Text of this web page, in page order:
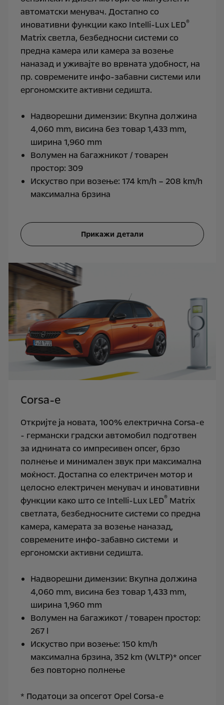
автоматски менувач. Достапно со
иновативни функции како Intelli-Lux LED®
Matrix светла, безбедносни системи со
предна камера или камера за возење
наназад и уживајте во врвната удобност, на
пр. современите инфо-забавни системи или
ергономските активни седишта.
Надворешни димензии: Вкупна должина
4,060 mm, висина без товар 1,433 mm,
ширина 1,960 mm
Волумен на багажникот / товарен
простор: 309
Искуство при возење: 174 km/h – 208 km/h
максимална брзина
Прикажи детали
Corsa-e
Откријте ја новата, 100% електрична Corsa-e
- германски градски автомобил подготвен
за иднината со импресивен опсег, брзо
полнење и минимален звук при максимална
моќност. Достапна со електричен мотор и
целосно електричен менувач и иновативни
функции како што се Intelli-Lux LED®Matrix
светлата, безбедносните системи со предна
камера, камерата за возење наназад,
современите инфо-забавно системи и
ергономски активни седишта.
Надворешни димензии: Вкупна должина
4,060 mm, висина без товар 1,433 mm,
ширина 1,960 mm
Волумен на багажикот / товарен простор:
267 l
Искуство при возење: 150 km/h
максимална брзина, 352 km (WLTP)* опсег
без повторно полнење
* Податоци за опсегот Opel Corsa-e